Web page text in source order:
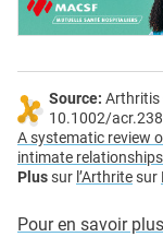
Source: Arthritis
10.1002/
A systematic review
intimate
Plussur l’Arthritesur
Pour en savoir